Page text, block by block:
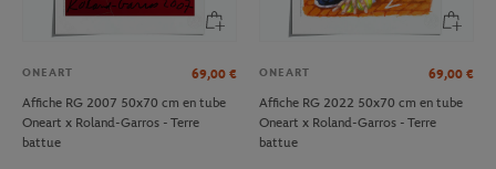
ONEART 69,00 €
Affiche RG 2007 50x70 cm en tube
Oneart x Roland-Garros - Terre
battue
ONEART 69,00 €
Affiche RG 2022 50x70 cm en tube
Oneart x Roland-Garros - Terre
battue